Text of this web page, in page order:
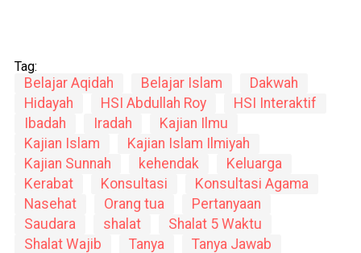
Tag:
Belajar Aqidah Belajar Islam
Dakwah
Hidayah
HSI Abdullah Roy
HSI Interaktif
Ibadah
Iradah
Kajian Ilmu
Kajian Islam
Kajian Islam Ilmiyah
Kajian Sunnah
kehendak
Keluarga
Kerabat
Konsultasi
Konsultasi Agama
Nasehat
Orang tua
Pertanyaan
Saudara
shalat
Shalat 5 Waktu
Shalat Wajib
Tanya
Tanya Jawab